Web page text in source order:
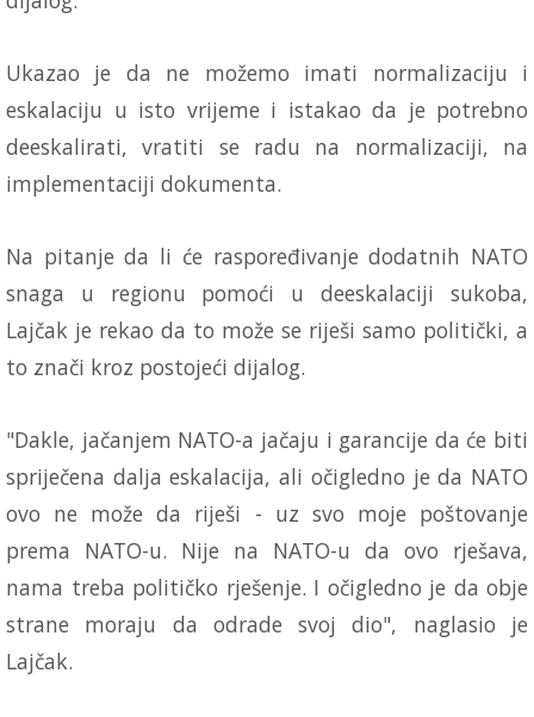
Ukazao je da ne možemo imati normalizaciju i
eskalaciju u isto vrijeme i istakao da je potrebno
deeskalirati, vratiti se radu na normalizaciji, na
implementaciji dokumenta.
Na pitanje da li će raspoređivanje dodatnih NATO
snaga u regionu pomoći u deeskalaciji sukoba,
Lajčak je rekao da to može se riješi samo politički, a
to znači kroz postojeći dijalog.
"Dakle, jačanjem NATO-a jačaju i garancije da će biti
spriječena dalja eskalacija, ali očigledno je da NATO
ovo ne može da riješi - uz svo moje poštovanje
prema NATO-u. Nije na NATO-u da ovo rješava,
nama treba političko rješenje. I očigledno je da obje
strane moraju da odrade svoj dio", naglasio je
Lajčak.